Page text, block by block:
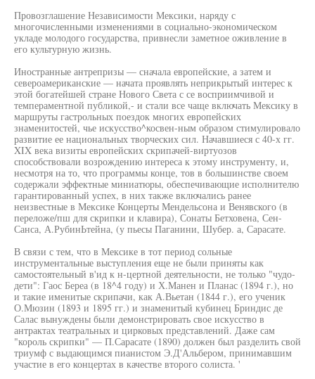
Провозглашение Независимости Мексики, наряду с
многочисленными изменениями в социально-экономическом
укладе молодого государства, привнесли заметное оживление в
его культурную жизнь.
Иностранные антрепризы — сначала европейские, а затем и
североамериканские — начата проявлять неприкрытый интерес к
этой богатейшей стране Нового Света с се восприимчивой и
темпераментной публикой,- и стали все чаще включать Мексику в
маршруты гастрольных поездок многих европейских
знаменитостей, чье искусство^косвен-ным образом стимулировало
развитие ее национальных творческих сил. Начавшиеся с 40-х гг.
XIX века визиты европейских скрипачей-виртуозов
способствовали возрождению интереса к этому инструменту, и,
несмотря на то, что программы конце, тов в большинстве своем
содержали эффектные миниатюры, обеспечивающие исполнителю
гарантированный успех, в них также включались ранее
неизвестные в Мексике Концерты Мендельсона и Венявского (в
переложе/пш для скрипки и клавира), Сонаты Бетховена, Сен-
Санса, А.РубинЬтейна, (у пьесы Паганини, Шубер. а, Сарасате.
В связи с тем, что в Мексике в тот период сольные
инструментальные выступления еще не были приняты как
самостоятельный в'ид к н-цертной деятельности, не только "чудо-
дети": Гаос Береа (в 18^4 году) и Х.Манен и Планас (1894 г.), но
и такие именитые скрипачи, как А.Вьетан (1844 г.), его ученик
О.Мюзин (1893 и 1895 гг.) и знаменитый кубинец Бриндис де
Салас вынуждены были демонстрировать свое искусство в
антрактах театральных и цирковых представлений. Даже сам
"король скрипки" — П.Сарасате (1890) должен был разделить свой
триумф с выдающимся пианистом Э.Д'Альбером, принимавшим
участие в его концертах в качестве второго солиста. '